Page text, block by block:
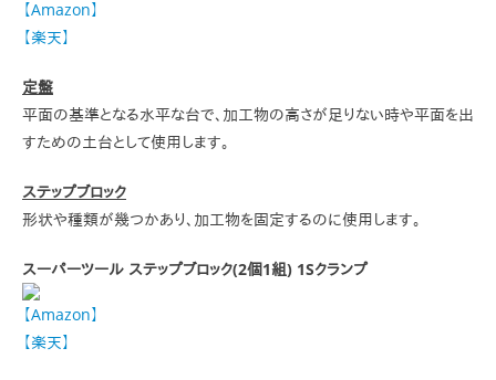
【Amazon】
【楽天】
定盤
平面の基準となる水平な台で、加工物の高さが足りない時や平面を出
すための土台として使用します。
ステップブロック
形状や種類が幾つかあり、加工物を固定するのに使用します。
スーパーツール ステップブロック(2個1組) 1Sクランプ
【Amazon】
【楽天】